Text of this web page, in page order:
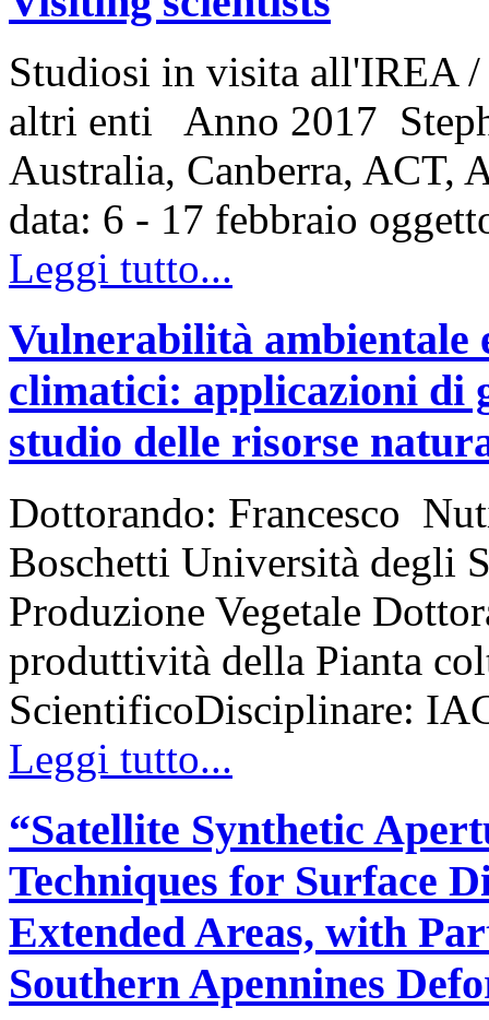
Studiosi in visita all'IREA /
altri enti Anno 2017
Australia, Canberra, ACT,
data: 6 - 17 febbraio
Leggi tutto...
Vulnerabilità ambientale
climatici: applicazioni di
studio delle risorse
Dottorando: Francesco
Boschetti Università degli
Produzione Vegetale
produttività della Pianta
ScientificoDisciplinare:
Leggi tutto...
“Satellite Synthetic
Techniques for Surface
Extended Areas, with
Southern Apennines